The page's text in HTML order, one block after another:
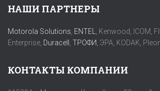
т
:
НАШИ ПАРТНЕРЫ
Motorola Solutions ENTEL
, Kenwood, ICOM,
Enterprise, Duracell ТРОФИ , ЭРА, KODAK,
КОНТАКТЫ КОМПАНИИ